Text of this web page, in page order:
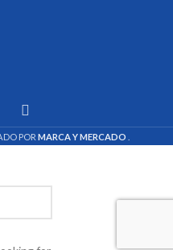
POR MARCA Y MERCADO